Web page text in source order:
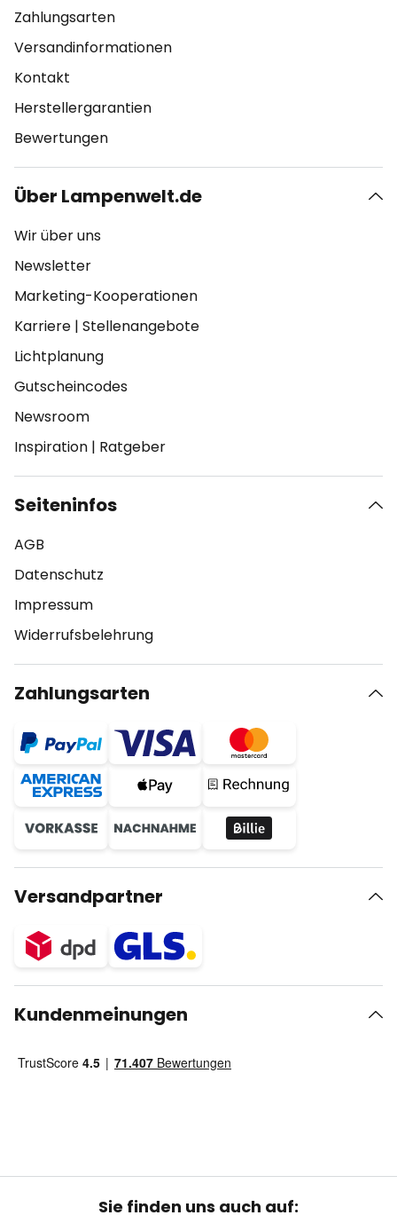
Zahlungsarten
Versandinformationen
Kontakt
Herstellergarantien
Bewertungen
Über Lampenwelt.de
Wir über uns
Newsletter
Marketing-Kooperationen
Karriere | Stellenangebote
Lichtplanung
Gutscheincodes
Newsroom
Inspiration | Ratgeber
Seiteninfos
AGB
Datenschutz
Impressum
Widerrufsbelehrung
Zahlungsarten
Versandpartner
Kundenmeinungen
Sie finden uns auch auf: